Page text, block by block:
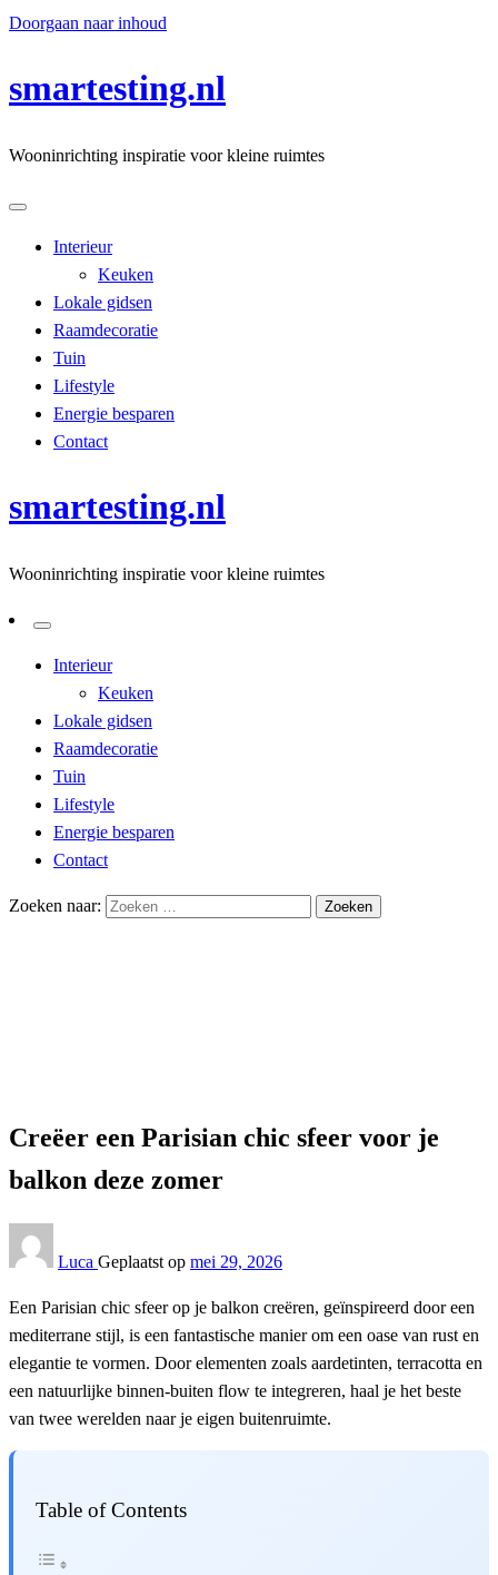
Doorgaan naar inhoud
smartesting.nl
Wooninrichting inspiratie voor kleine ruimtes
Interieur
Keuken
Lokale gidsen
Raamdecoratie
Tuin
Lifestyle
Energie besparen
Contact
smartesting.nl
Wooninrichting inspiratie voor kleine ruimtes
Interieur
Keuken
Lokale gidsen
Raamdecoratie
Tuin
Lifestyle
Energie besparen
Contact
Zoeken naar:
Creëer een Parisian chic sfeer voor je
balkon deze zomer
Luca Geplaatst op mei 29, 2026
Een Parisian chic sfeer op je balkon creëren, geïnspireerd door een
mediterrane stijl, is een fantastische manier om een oase van rust en
elegantie te vormen. Door elementen zoals aardetinten, terracotta en
een natuurlijke binnen-buiten flow te integreren, haal je het beste
van twee werelden naar je eigen buitenruimte.
Table of Contents